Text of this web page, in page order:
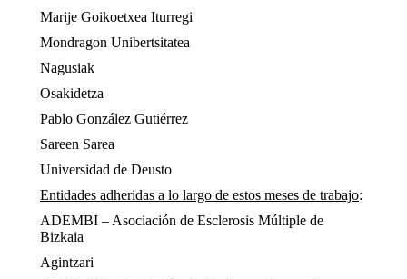
Marije Goikoetxea Iturregi
Mondragon Unibertsitatea
Nagusiak
Osakidetza
Pablo González Gutiérrez
Sareen Sarea
Universidad de Deusto
Entidades adheridas a lo largo de estos meses de trabajo:
ADEMBI – Asociación de Esclerosis Múltiple de
Bizkaia
Agintzari